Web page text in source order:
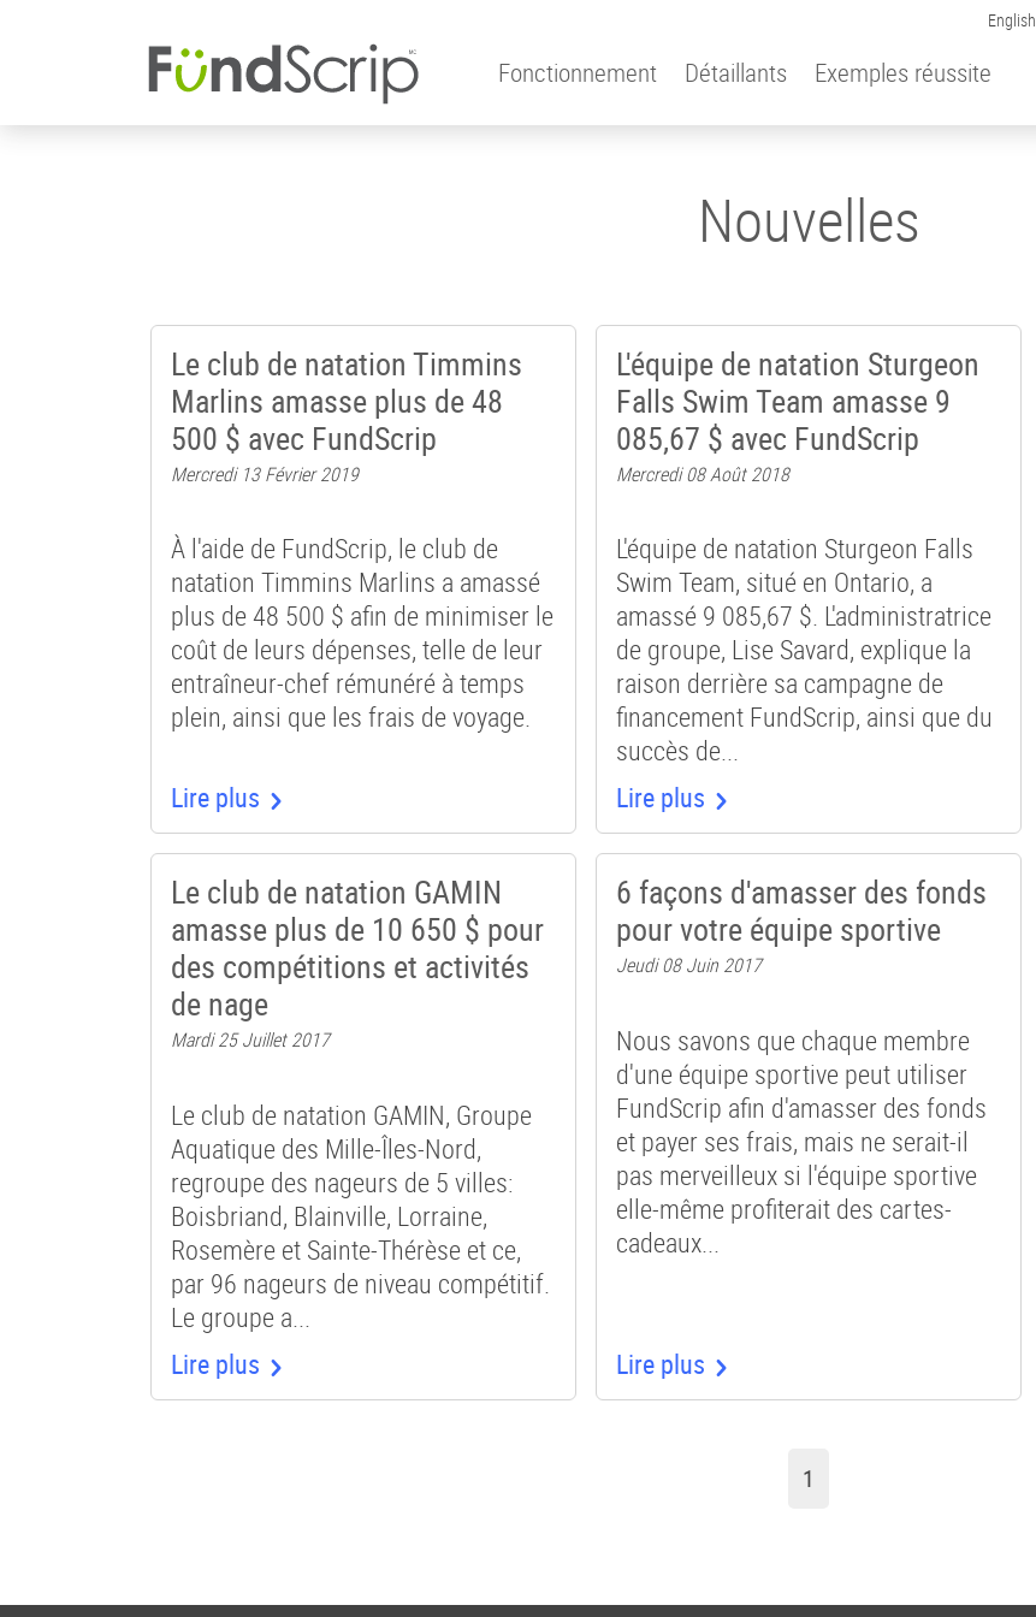
au
contenu
principal Fonctionnement Détaillants Exemples réussite
English
Nouvelles
Le club de natation Timmins
Marlins amasse plus de 48
500 $ avec FundScrip
Mercredi 13 Février 2019
À l'aide de FundScrip, le club de
natation Timmins Marlins a amassé
plus de 48 500 $ afin de minimiser le
coût de leurs dépenses, telle de leur
entraîneur-chef rémunéré à temps
plein, ainsi que les frais de voyage.
Lire plus
L'équipe de natation Sturgeon
Falls Swim Team amasse 9
085,67 $ avec FundScrip
Mercredi 08 Août 2018
L'équipe de natation Sturgeon Falls
Swim Team, situé en Ontario, a
amassé 9 085,67 $. L'administratrice
de groupe, Lise Savard, explique la
raison derrière sa campagne de
financement FundScrip, ainsi que du
succès de...
Lire plus
Le club de natation GAMIN
amasse plus de 10 650 $ pour
des compétitions et activités
de nage
Mardi 25 Juillet 2017
Le club de natation GAMIN, Groupe
Aquatique des Mille-Îles-Nord,
regroupe des nageurs de 5 villes:
Boisbriand, Blainville, Lorraine,
Rosemère et Sainte-Thérèse et ce,
par 96 nageurs de niveau compétitif.
Le groupe a...
Lire plus
6 façons d'amasser des fonds
pour votre équipe sportive
Jeudi 08 Juin 2017
Nous savons que chaque membre
d'une équipe sportive peut utiliser
FundScrip afin d'amasser des fonds
et payer ses frais, mais ne serait-il
pas merveilleux si l'équipe sportive
elle-même profiterait des cartes-
cadeaux...
Lire plus
Vous
page
1